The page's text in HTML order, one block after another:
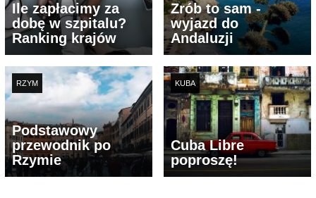
Ile zapłacimy za
dobę w szpitalu?
Ranking krajów
Zrób to sam -
wyjazd do
Andaluzji
RZYM
Podstawowy
przewodnik po
Rzymie
KUBA
Cuba Libre
poproszę!